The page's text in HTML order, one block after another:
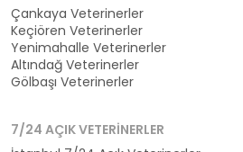
Çankaya Veterinerler
Keçiören Veterinerler
Yenimahalle Veterinerler
Altındağ Veterinerler
Gölbaşı Veterinerler
7/24 AÇIK VETERINERLER